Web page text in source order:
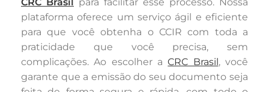
CRC Brasil para facilitar esse processo. Nossa
plataforma oferece um serviço ágil e eficiente
para que você obtenha o CCIR com toda a
praticidade que você precisa, sem
complicações. Ao escolher aCRC Brasil , você
garante que a emissão do seu documento seja